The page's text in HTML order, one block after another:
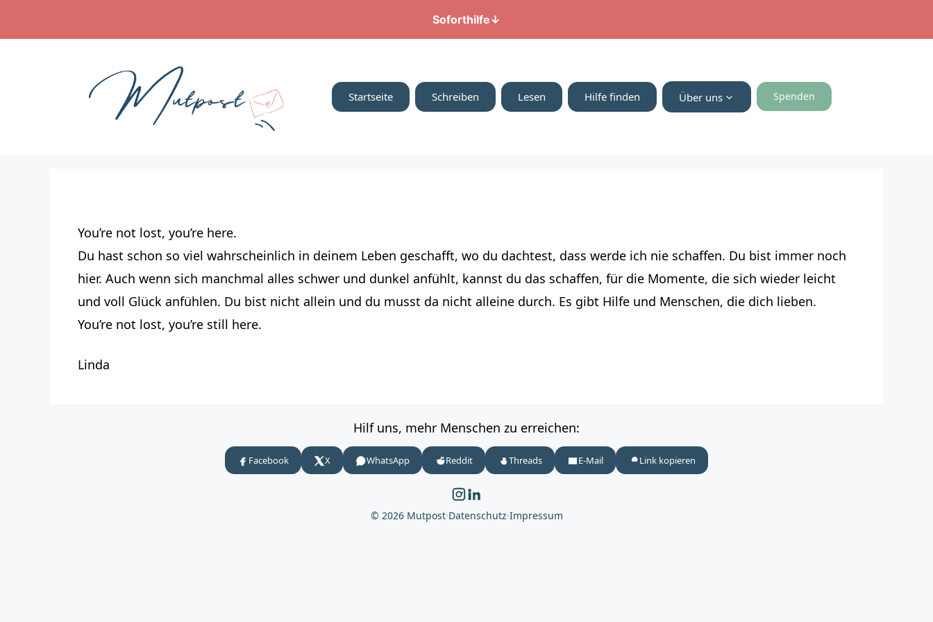
Soforthilfe↓
Startseite Schreiben Lesen Hilfe finden Über uns Spenden
You’re not lost, you’re here.
Du hast schon so viel wahrscheinlich in deinem Leben geschafft, wo du dachtest, dass werde ich nie schaffen. Du bist immer noch
hier. Auch wenn sich manchmal alles schwer und dunkel anfühlt, kannst du das schaffen, für die Momente, die sich wieder leicht
und voll Glück anfühlen. Du bist nicht allein und du musst da nicht alleine durch. Es gibt Hilfe und Menschen, die dich lieben.
You’re not lost, you’re still here.
Linda
Hilf uns, mehr Menschen zu erreichen:
Facebook X WhatsApp Reddit Threads E-Mail Link kopieren
© 2026 Mutpost·Datenschutz·Impressum